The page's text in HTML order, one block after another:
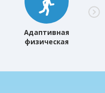
Адаптивная
физическая